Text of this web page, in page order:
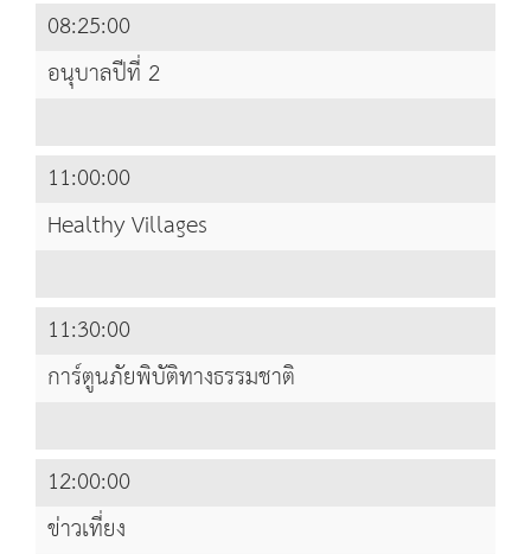
08:25:00
อนุบาลปีที่ 2
11:00:00
Healthy Villages
11:30:00
การ์ตูนภัยพิบัติทางธรรมชาติ
12:00:00
ข่าวเที่ยง